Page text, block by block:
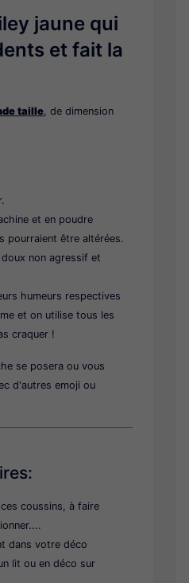
jaune qui
et fait la
taille, de dimension
et en poudre
pourraient être altérées.
non agressif et
humeurs respectives
et on utilise tous les
craquer !
se posera ou vous
d'autres emoji ou
coussins, à faire
dans votre déco
lit ou en déco sur